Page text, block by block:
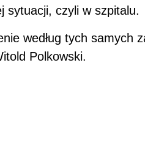
sytuacji, czyli w szpitalu.
według tych samych
Polkowski.